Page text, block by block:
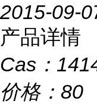
2015-09-
产品详情
Cas：
价格： 80